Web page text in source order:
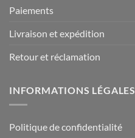
Paiements
Livraison et expédition
Retour et réclamation
INFORMATIONS LÉGALES
Politique de confidentialité